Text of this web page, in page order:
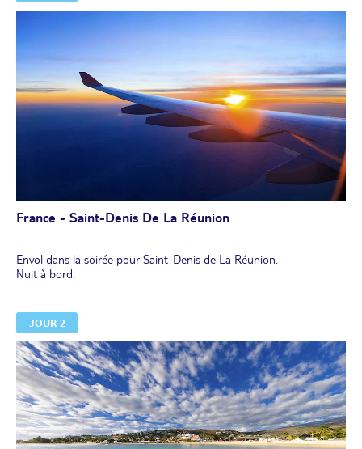
France - Saint-Denis De La Réunion
Envol dans la soirée pour Saint-Denis de La Réunion.
Nuit à bord.
JOUR 2